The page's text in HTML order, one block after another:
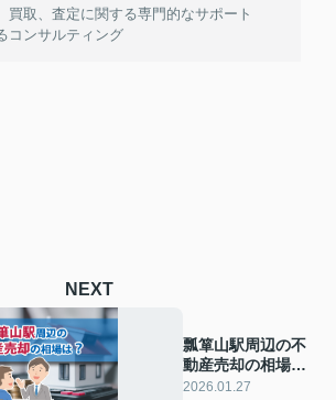
買取、査定に関する専門的なサポート
コンサルティング
NEXT
瓢箪山駅周辺の不
動産売却の相場
は？住環境につい
2026.01.27